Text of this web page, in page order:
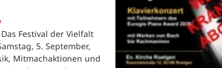
Festival der Vielfalt
5. September,
Mitmachaktionen und